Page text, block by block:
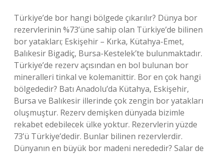
Türkiye’de bor hangi bölgede çıkarılır? Dünya bor
rezervlerinin %73’üne sahip olan Türkiye’de bilinen
bor yatakları; Eskişehir – Kırka, Kütahya-Emet,
Balıkesir Bigadiç, Bursa-Kestelek’te bulunmaktadır.
Türkiye’de rezerv açısından en bol bulunan bor
mineralleri tinkal ve kolemanittir. Bor en çok hangi
bölgededir? Batı Anadolu’da Kütahya, Eskişehir,
Bursa ve Balıkesir illerinde çok zengin bor yatakları
oluşmuştur. Rezerv demişken dünyada bizimle
rekabet edebilecek ülke yoktur. Rezervlerin yüzde
73’ü Türkiye’dedir. Bunlar bilinen rezervlerdir.
Dünyanın en büyük bor madeni nerededir? Salar de